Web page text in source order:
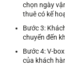
chọn ngày
thuê có kế
Bước 3:
chuyển đến
Bước 4: V-
của khách